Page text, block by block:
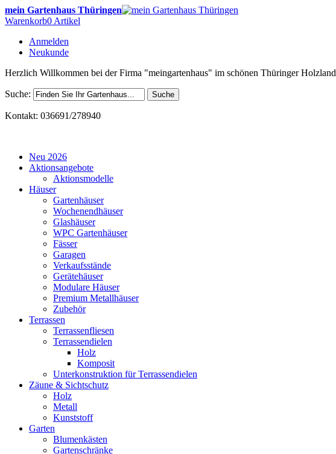
mein Gartenhaus Thüringen
Warenkorb0 Artikel
Anmelden
Neukunde
Herzlich Willkommen bei der Firma "meingartenhaus" im schönen Thüringer Holzland
Suche: Suche
Kontakt: 036691/278940
Neu 2026
Aktionsangebote
Aktionsmodelle
Häuser
Gartenhäuser
Wochenendhäuser
Glashäuser
WPC Gartenhäuser
Fässer
Garagen
Verkaufsstände
Gerätehäuser
Modulare Häuser
Premium Metallhäuser
Zubehör
Terrassen
Terrassenfliesen
Terrassendielen
Holz
Komposit
Unterkonstruktion für Terrassendielen
Zäune & Sichtschutz
Holz
Metall
Kunststoff
Garten
Blumenkästen
Gartenschränke